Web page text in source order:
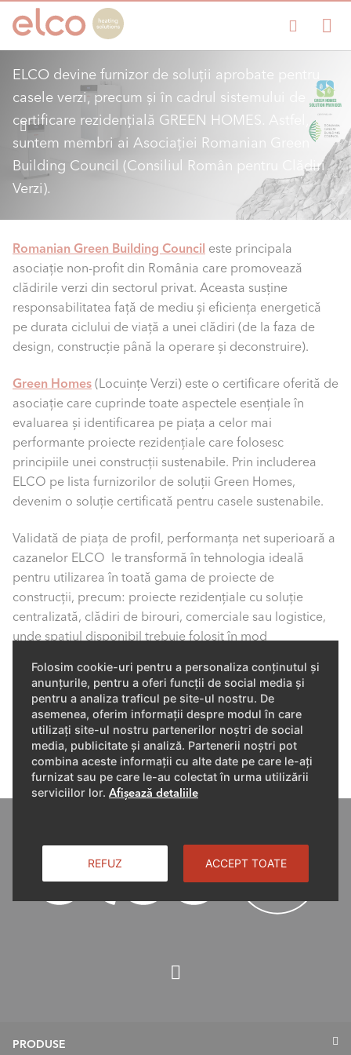
Folosim cookie-uri pentru a personaliza conținutul și
anunțurile, pentru a oferi funcții de social media și
pentru a analiza traficul pe site-ul nostru. De
asemenea, oferim informații despre modul în care
utilizați site-ul nostru partenerilor noștri de social
media, publicitate și analiză. Partenerii noștri pot
combina aceste informații cu alte date pe care le-ați
furnizat sau pe care le-au colectat în urma utilizării
serviciilor lor. Afișează detaliile
REFUZ ACCEPT TOATE
Green Home
ELCO devine furnizor de soluții aprobate pentru
casele verzi, precum și în cadrul sistemului de
certificare rezidențială GREEN HOMES. Astfel,
suntem membri ai Asociației Romanian Green
Building Council (Consiliul Român pentru Clădiri
Verzi).
Romanian Green Building Council este principala
asociaţie non-profit din România care promovează
clădirile verzi din sectorul privat. Aceasta susţine
responsabilitatea faţă de mediu şi eficienţa energetică
pe durata ciclului de viaţă a unei clădiri (de la faza de
design, construcţie până la operare şi deconstruire).
Green Homes (Locuinţe Verzi) este o certificare oferită de
asociaţie care cuprinde toate aspectele esențiale în
evaluarea și identificarea pe piața a celor mai
performante proiecte rezidențiale care folosesc
principiile unei construcții sustenabile. Prin includerea
ELCO pe lista furnizorilor de soluţii Green Homes,
devenim o soluţie certificată pentru casele sustenabile.
Validată de piața de profil, performanța net superioară a
cazanelor ELCO le transformă în tehnologia ideală
pentru utilizarea în toată gama de proiecte de
construcții, precum: proiecte rezidențiale cu soluție
centralizată, clădiri de birouri, comerciale sau logistice,
unde spaţiul disponibil trebuie folosit în mod
tehnic dar și al designului, dar şi cu o eficienţa energetică
ridicată şi prietenoasă cu mediul, cazanele în condensare
ELCO sunt soluţia clădirilor verzi, certificată de specialişti
Descoperiţi produsele noastre aici.
PRODUSE